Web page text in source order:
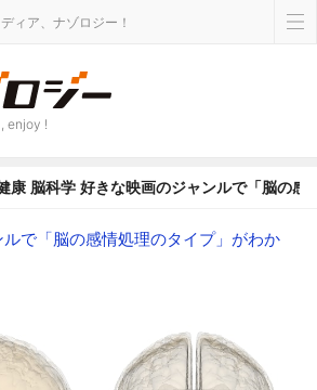
ィア、ナゾロジー！
enjoy !
康 脳科学 好きな映画のジャンルで「脳の感
で「脳の感情処理のタイプ」がわか